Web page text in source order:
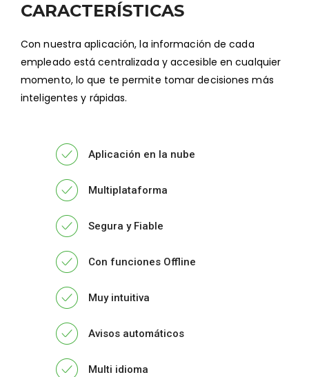
CARACTERÍSTICAS
Con nuestra aplicación, la información de cada
empleado está centralizada y accesible en cualquier
momento, lo que te permite tomar decisiones más
inteligentes y rápidas.
Aplicación en la nube
Multiplataforma
Segura y Fiable
Con funciones Offline
Muy intuitiva
Avisos automáticos
Multi idioma